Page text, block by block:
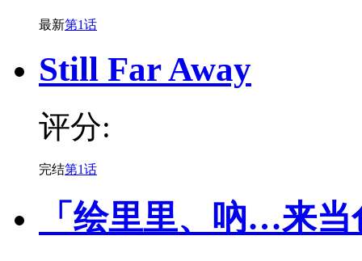
最新第1话
Still Far Away
评分:
完结第1话
「绘里里、吶…来